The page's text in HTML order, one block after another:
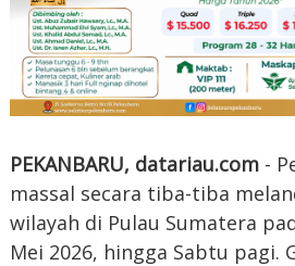
PEKANBARU, datariau.com -
massal secara tiba-tiba
wilayah di Pulau Sumatera
Mei 2026, hingga Sabtu pagi.